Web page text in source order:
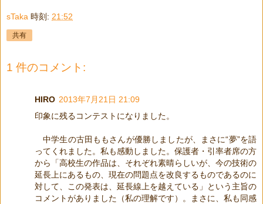
sTaka 時刻: 21:52
共有
1 件のコメント:
HIRO 2013年7月21日 21:09
印象に残るコンテストになりました。
中学生の古田ももさんが優勝しましたが、まさに“夢”を語
ってくれました。私も感動しました。保護者・引率者席の方
から「高校生の作品は、それぞれ素晴らしいが、今の技術の
延長上にあるもの、現在の問題点を改良するものであるのに
対して、この発表は、延長線上を越えている」という主旨の
コメントがありました（私の理解です）。まさに、私も同感